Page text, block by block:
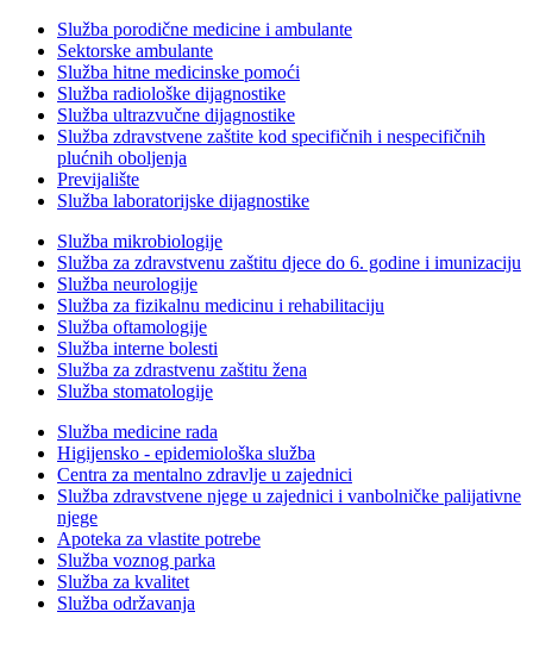
Služba porodične medicine i ambulante
Sektorske ambulante
Služba hitne medicinske pomoći
Služba radiološke dijagnostike
Služba ultrazvučne dijagnostike
Služba zdravstvene zaštite kod specifičnih i nespecifičnih
plućnih oboljenja
Previjalište
Služba laboratorijske dijagnostike
Služba mikrobiologije
Služba za zdravstvenu zaštitu djece do 6. godine i imunizaciju
Služba neurologije
Služba za fizikalnu medicinu i rehabilitaciju
Služba oftamologije
Služba interne bolesti
Služba za zdrastvenu zaštitu žena
Služba stomatologije
Služba medicine rada
Higijensko - epidemiološka služba
Centra za mentalno zdravlje u zajednici
Služba zdravstvene njege u zajednici i vanbolničke palijativne
njege
Apoteka za vlastite potrebe
Služba voznog parka
Služba za kvalitet
Služba održavanja